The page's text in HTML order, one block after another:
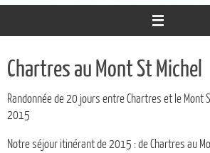
Chartres au Mont St Michel
Randonnée de 20 jours entre Chartres et le Mont
2015
Notre séjour itinérant de 2015 : de Chartres au